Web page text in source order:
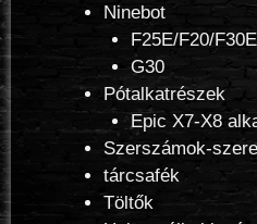
Ninebot
F25E/F20/
G30
Pótalkatrészek
Epic X7-X8
Szerszámok-
tárcsafék
Töltők